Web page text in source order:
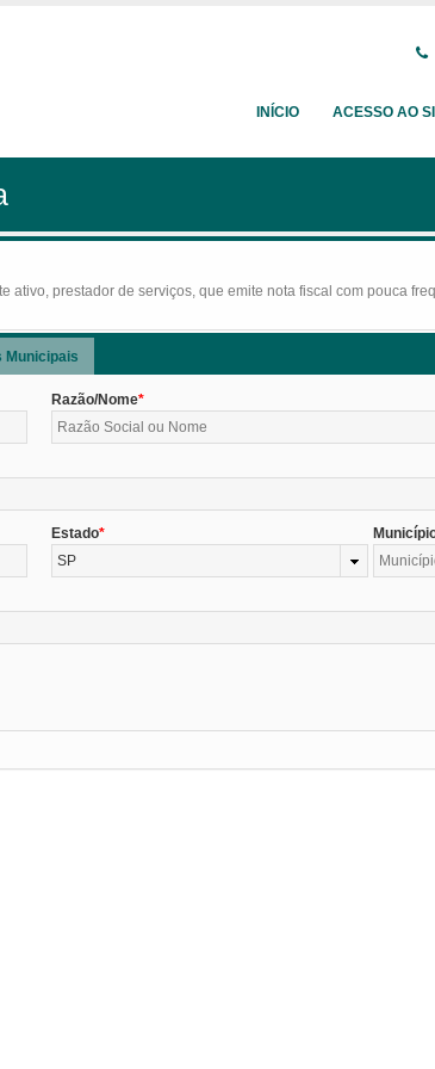
INÍCIO ACESSO AO
ativo, prestador de serviços, que emite nota fiscal com pouca
Municipais
Razão/Nome
Estado
SP